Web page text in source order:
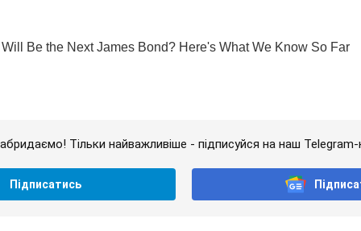
Тільки найважливіше - підписуйся на наш Telegram-
Підписатись